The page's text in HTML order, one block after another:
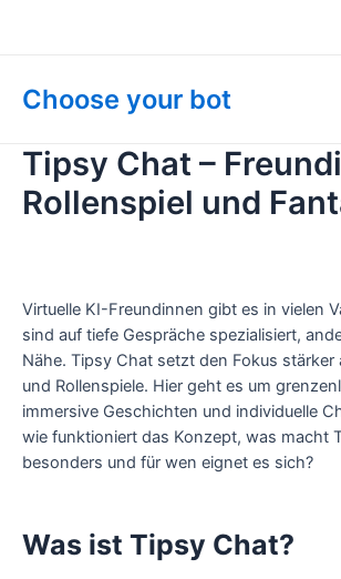
Choose your bot
Tipsy Chat –
Rollenspiel und
Virtuelle KI-Freundinnen gibt es in vielen
sind auf tiefe Gespräche spezialisiert,
Nähe. Tipsy Chat setzt den Fokus stärker
und Rollenspiele. Hier geht es um
immersive Geschichten und individuelle
wie funktioniert das Konzept, was macht
besonders und für wen eignet es sich?
Was ist Tipsy Chat?